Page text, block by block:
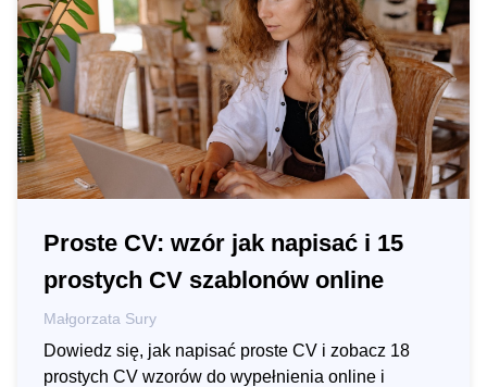
Proste CV: wzór jak napisać i 15
prostych CV szablonów online
Małgorzata Sury
Dowiedz się, jak napisać proste CV i zobacz 18
prostych CV wzorów do wypełnienia online i